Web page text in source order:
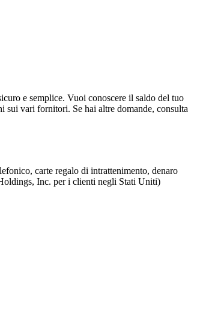
e semplice. Vuoi conoscere il saldo del tuo
sui vari fornitori. Se hai altre domande, consulta
carte regalo di intrattenimento, denaro
Inc. per i clienti negli Stati Uniti)